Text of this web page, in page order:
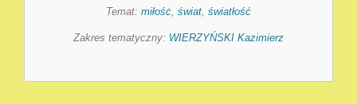
Temat: miłośċ, świat, światłość
Zakres tematyczny: WIERZYŃSKI Kazimierz